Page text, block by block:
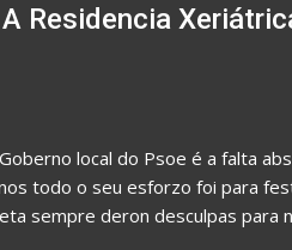
Residencia
local do Psoe é a falta
todo o seu esforzo foi para
sempre deron desculpas para